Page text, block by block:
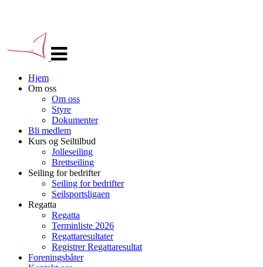
navigasjon
Hjem
Om oss
Om oss
Styre
Dokumenter
Bli medlem
Kurs og Seiltilbud
Jolleseiling
Brettseiling
Seiling for bedrifter
Seiling for bedrifter
Seilsportsligaen
Regatta
Regatta
Terminliste 2026
Regattaresultater
Registrer Regattaresultat
Foreningsbåter